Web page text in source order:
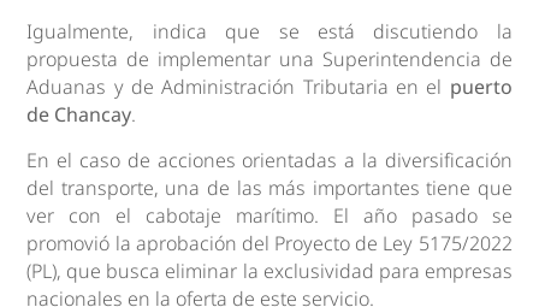
Igualmente, indica que se está discutiendo la
propuesta de implementar una Superintendencia de
Aduanas y de Administración Tributaria en el puerto
de Chancay.
En el caso de acciones orientadas a la diversificación
del transporte, una de las más importantes tiene que
ver con el cabotaje marítimo. El año pasado se
promovió la aprobación del Proyecto de Ley 5175/2022
(PL), que busca eliminar la exclusividad para empresas
nacionales en la oferta de este servicio.